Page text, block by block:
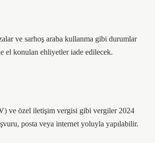
ve sarhoş araba kullanma gibi durumlar
el konulan ehliyetler iade edilecek.
ve özel iletişim vergisi gibi vergiler 2024
posta veya internet yoluyla yapılabilir.